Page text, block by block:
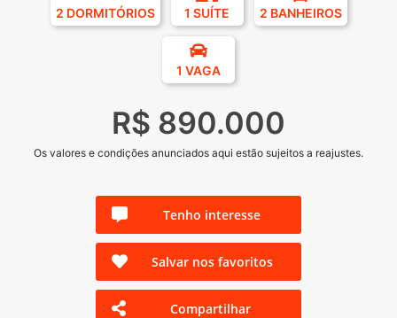
2 DORMITÓRIOS 1 SUÍTE 2 BANHEIROS
1 VAGA
R$ 890.000
Os valores e condições anunciados aqui estão sujeitos a reajustes.
Tenho interesse
Salvar nos favoritos
Compartilhar